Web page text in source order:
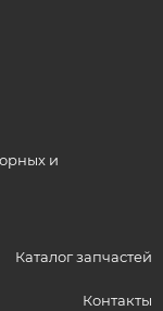
и
Каталог запчастей
Контакты